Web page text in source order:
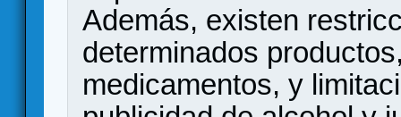
Además, existen
determinados
medicamentos, y